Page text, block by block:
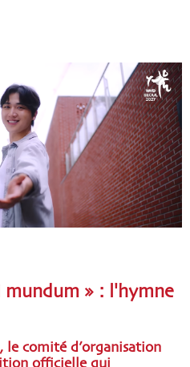
mundum » : l'hymne
le comité d’organisation
officielle qui